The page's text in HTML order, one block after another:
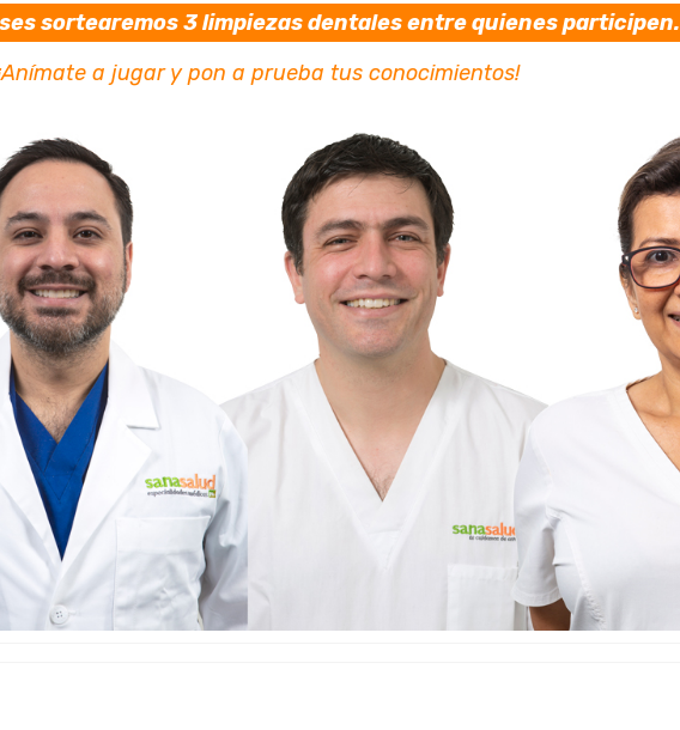
sortearemos 3 limpiezas dentales entre quienes participen.
a jugar y pon a prueba tus conocimientos!